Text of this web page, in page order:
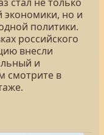
но и
политики.
российского
внесли
и
смотрите в